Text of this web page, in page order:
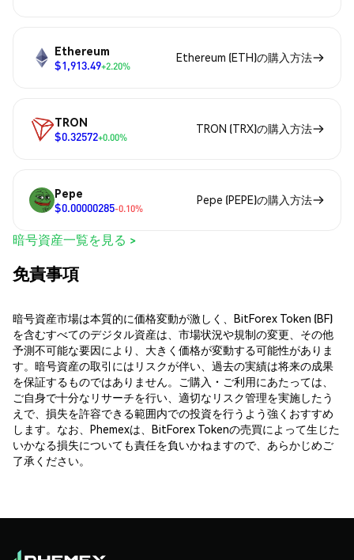
Ethereum
$1,913.49+2.20%
Ethereum (ETH)の購入方法
TRON
$0.32572+0.00%
TRON (TRX)の購入方法
Pepe
$0.00000285-0.10%
Pepe (PEPE)の購入方法
暗号資産一覧を見る >
免責事項
暗号資産市場は本質的に価格変動が激しく、BitForex Token (BF)
を含むすべてのデジタル資産は、市場状況や規制の変更、その他
予測不可能な要因により、大きく価格が変動する可能性がありま
す。暗号資産の取引にはリスクが伴い、過去の実績は将来の成果
を保証するものではありません。ご購入・ご利用にあたっては、
ご自身で十分なリサーチを行い、適切なリスク管理を実施したう
えで、損失を許容できる範囲内での投資を行うよう強くおすすめ
します。なお、Phemexは、BitForex Tokenの売買によって生じた
いかなる損失についても責任を負いかねますので、あらかじめご
了承ください。